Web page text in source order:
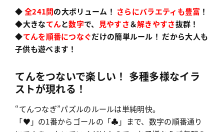
◆全241問の大ボリューム！ さらにバラエティも豊富 ！
◆大きなてんと数字で、 見やすさ＆解きやすさ抜群！
◆てんを順番につなぐだけの簡単ルール！ だから大人も
子供も遊べます！
てんをつないで楽しい！ 多種多様なイラ
ストが現れる！
“てんつなぎ”パズルのルールは単純明快。
「♥」の1番からゴールの「♣」まで、数字の順番通り